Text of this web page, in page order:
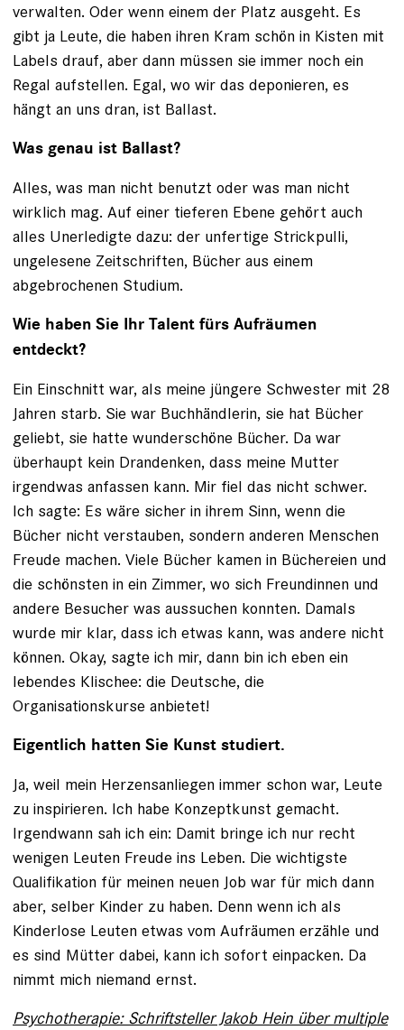
verwalten. Oder wenn einem der Platz ausgeht. Es
gibt ja Leute, die haben ihren Kram schön in Kisten mit
Labels drauf, aber dann müssen sie immer noch ein
Regal aufstellen. Egal, wo wir das deponieren, es
hängt an uns dran, ist Ballast.
Was genau ist Ballast?
Alles, was man nicht benutzt oder was man nicht
wirklich mag. Auf einer tieferen Ebene gehört auch
alles Unerledigte dazu: der unfertige Strickpulli,
ungelesene Zeitschriften, Bücher aus einem
abgebrochenen Studium.
Wie haben Sie Ihr Talent fürs Aufräumen
entdeckt?
Ein Einschnitt war, als meine jüngere Schwester mit 28
Jahren starb. Sie war Buchhändlerin, sie hat Bücher
geliebt, sie hatte wunderschöne Bücher. Da war
überhaupt kein Drandenken, dass meine Mutter
irgendwas anfassen kann. Mir fiel das nicht schwer.
Ich sagte: Es wäre sicher in ihrem Sinn, wenn die
Bücher nicht verstauben, sondern anderen Menschen
Freude machen. Viele Bücher kamen in Büchereien und
die schönsten in ein Zimmer, wo sich Freundinnen und
andere Besucher was aussuchen konnten. Damals
wurde mir klar, dass ich etwas kann, was andere nicht
können. Okay, sagte ich mir, dann bin ich eben ein
lebendes Klischee: die Deutsche, die
Organisationskurse anbietet!
Eigentlich hatten Sie Kunst studiert.
Ja, weil mein Herzensanliegen immer schon war, Leute
zu inspirieren. Ich habe Konzeptkunst gemacht.
Irgendwann sah ich ein: Damit bringe ich nur recht
wenigen Leuten Freude ins Leben. Die wichtigste
Qualifikation für meinen neuen Job war für mich dann
aber, selber Kinder zu haben. Denn wenn ich als
Kinderlose Leuten etwas vom Aufräumen erzähle und
es sind Mütter dabei, kann ich sofort ein­packen. Da
nimmt mich niemand ernst.
Psychotherapie: Schriftsteller Jakob Hein über multiple